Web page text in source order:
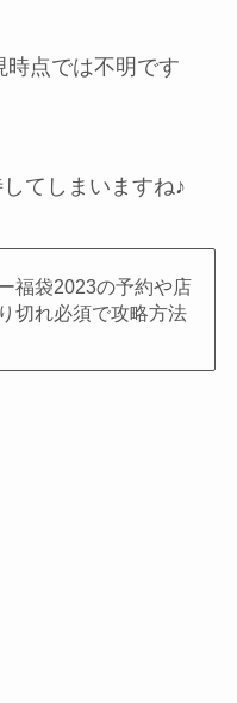
時点では不明です
てしまいますね♪
福袋2023の予約や店
切れ必須で攻略方法